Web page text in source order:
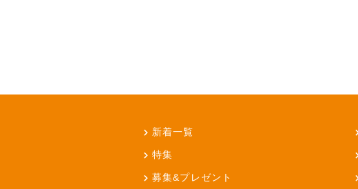
新着一覧
特集
募集&プレゼント